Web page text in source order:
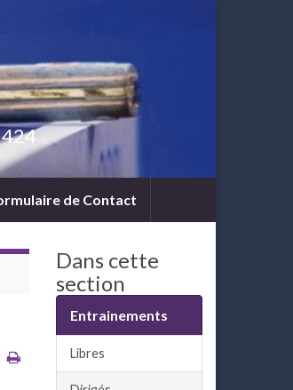
de Contact
Dans cette
section
Entrainements
Libres